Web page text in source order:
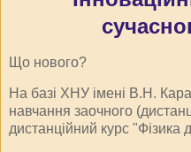
Що нового?
На базі ХНУ імені В.Н.
навчання заочного
дистанційний курс "Фізика